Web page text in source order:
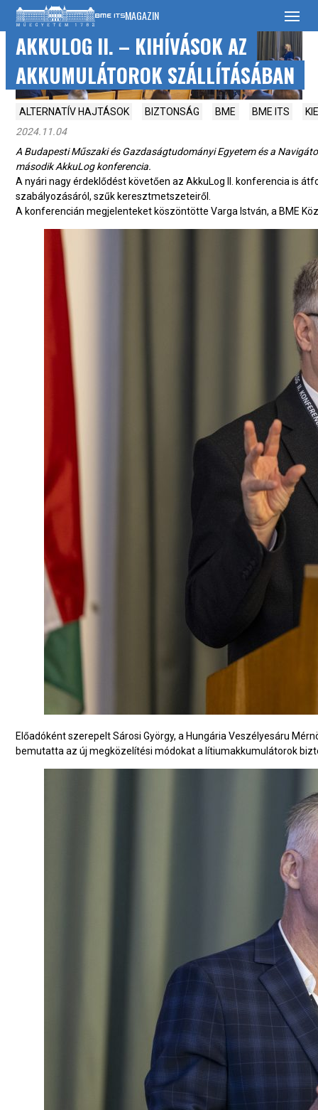
CONTENT
MAGAZIN
AKKULOG II. – KIHÍVÁSOK AZ
AKKUMULÁTOROK SZÁLLÍTÁSÁBAN
ALTERNATÍV HAJTÁSOK BIZTONSÁG BME BME ITS
2024.11.04
A Budapesti Műszaki és Gazdaságtudományi Egyetem és a
második AkkuLog konferencia.
A nyári nagy érdeklődést követően az AkkuLog II. konferencia is
szabályozásáról, szűk keresztmetszeteiről.
A konferencián megjelenteket köszöntötte Varga István, a BME
Előadóként szerepelt Sárosi György, a Hungária Veszélyesáru
bemutatta az új megközelítési módokat a lítiumakkumulátorok